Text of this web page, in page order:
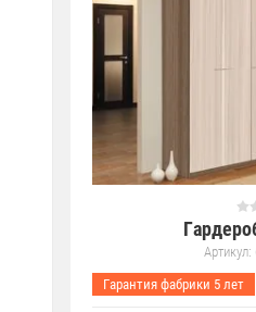
Артикул:
Гарантия фабрики 5 лет